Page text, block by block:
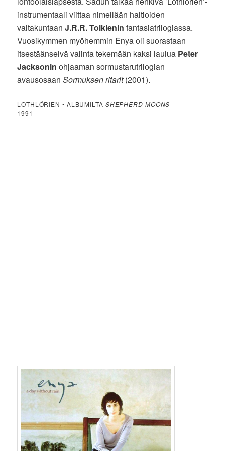
instrumentaali viittaa nimellään haltioiden
valtakuntaanJ.R.R. Tolkienin fantasiatrilogiassa.
Vuosikymmen myöhemmin Enya oli suorastaan
itsestäänselvä valinta tekemään kaksi laulua Peter
Jacksonin ohjaaman sormustarutrilogian
avausosaanSormuksen ritarit(2001).
LOTHLÓRIEN • ALBUMILTA SHEPHERD MOONS
1991